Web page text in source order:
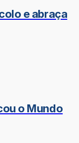
e abraça
o Mundo